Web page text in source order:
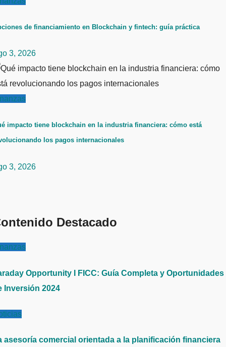
de financiamiento en Blockchain y fintech: guía práctica
3, 2026
impacto tiene blockchain en la industria financiera: cómo está
los pagos internacionales
3, 2026
Destacado
Opportunity I FICC: Guía Completa y Oportunidades
Inversión 2024
asesoría comercial orientada a la planificación financiera